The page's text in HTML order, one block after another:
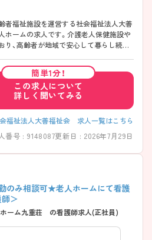
者福祉施設を運営する社会福祉法人大善
ホームの求人です。介護老人保健施設や
、高齢者が地域で安心して暮らし続け
利用者様の日常生活に寄り添った看護に
に関わりながら看護を実践していま
気軽にお問い合わせください。
簡単1分！
この求人について
詳しく聞いてみる
福祉法人大善福祉会 求人一覧はこちら
番号 : 9148087更新日 : 2026年7月29日
勤のみ相談可★老人ホームにて看護
＞
ーム九重荘 の看護師求人(正社員)